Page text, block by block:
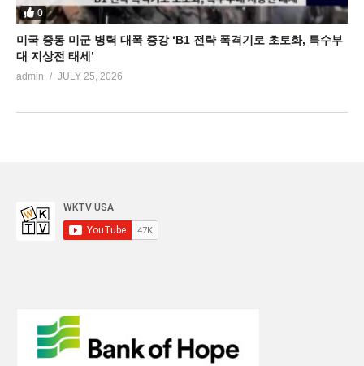
0
미국 중동 미군 병력 대폭 증강 ‘B1 전략 폭격기로 초토화, 특수부
대 지상전 태세’
admin JULY 25, 2026